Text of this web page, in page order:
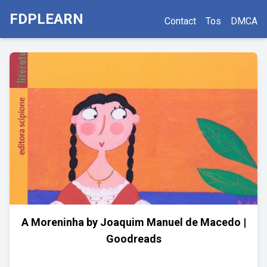
FDPLEARN Contact Tos DMCA
A Moreninha by Joaquim Manuel de Macedo |
Goodreads